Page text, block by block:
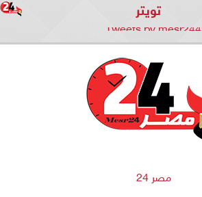
تويتر
Tweets by mesr244
مصر 24